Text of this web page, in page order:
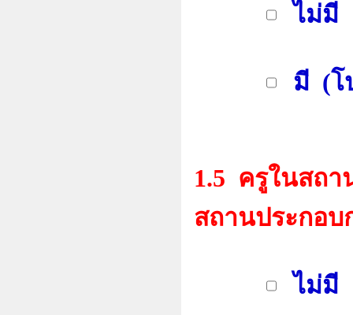
ไม่มี
มี (โ
1.5 ครูในสถ
สถานประกอบ
ไม่มี